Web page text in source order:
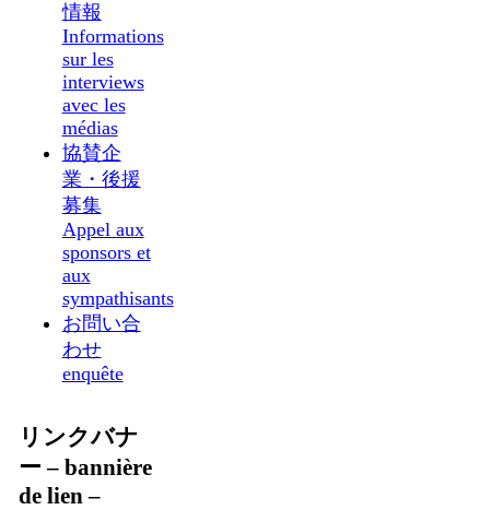
情報
Informations
sur les
interviews
avec les
médias
協賛企
業・後援
募集
Appel aux
sponsors et
aux
sympathisants
お問い合
わせ
enquête
リンクバナ
ー – bannière
de lien –